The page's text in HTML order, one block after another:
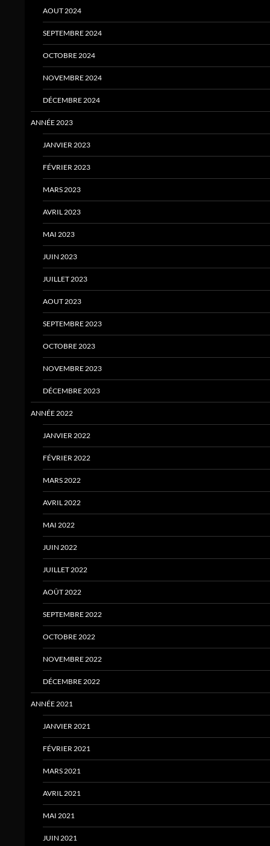
AOUT 2024
SEPTEMBRE 2024
OCTOBRE 2024
NOVEMBRE 2024
DÉCEMBRE 2024
ANNÉE 2023
JANVIER 2023
FÉVRIER 2023
MARS 2023
AVRIL 2023
MAI 2023
JUIN 2023
JUILLET 2023
AOUT 2023
SEPTEMBRE 2023
OCTOBRE 2023
NOVEMBRE 2023
DÉCEMBRE 2023
ANNÉE 2022
JANVIER 2022
FÉVRIER 2022
MARS 2022
AVRIL 2022
MAI 2022
JUIN 2022
JUILLET 2022
AOÛT 2022
SEPTEMBRE 2022
OCTOBRE 2022
NOVEMBRE 2022
DÉCEMBRE 2022
ANNÉE 2021
JANVIER 2021
FÉVRIER 2021
MARS 2021
AVRIL 2021
MAI 2021
JUIN 2021